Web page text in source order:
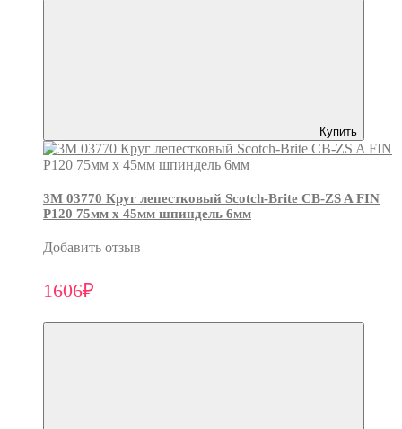
Купить
3М 03770 Круг лепестковый Scotch-Brite CB-ZS A FIN
P120 75мм х 45мм шпиндель 6мм
Добавить отзыв
1606₽